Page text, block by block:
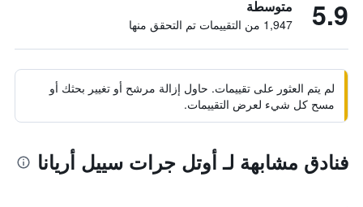
5.9 متوسطة
1,947 من التقييمات تم التحقق منها
لم يتم العثور على تقييمات. حاول إزالة مرشح أو تغيير بحثك أو
مسح كل شيء لعرض التقييمات.
فنادق مشابهة لـ أوتل جرات سييل أريانا